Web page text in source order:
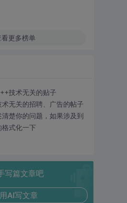
看更多榜单
技术无关的贴子
无关的招聘、广告的帖子
楚你的问题，如果涉及到
式化一下
写篇文章吧
AI写文章